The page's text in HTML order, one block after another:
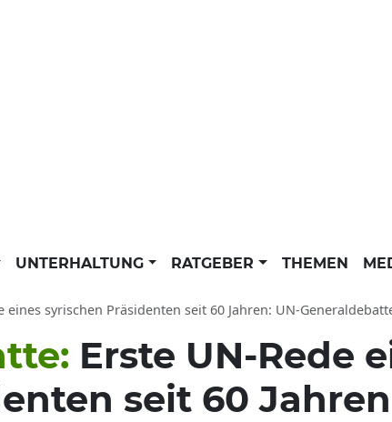
UNTERHALTUNG RATGEBER THEMEN
syrischen Präsidenten seit 60 Jahren: UN-Generaldebatte News
Erste UN-Rede
seit 60 Jahren